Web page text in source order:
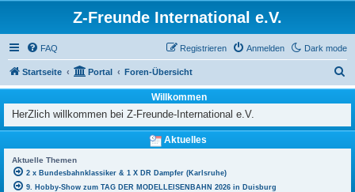
Z-Freunde International e.V.
Dark mode
FAQ Anmelden
Registrieren
Startseite Portal Foren-Übersicht
u
h
e
Willkommen
HerZlich willkommen bei Z-Freunde-International e.V.
Aktuelles
Aktuelle Themen
2 x Bundesbahnklassiker & 1 X DR Dampfer (Karlsruhe)
9. Hobby-Show zum TAG DER MODELLEISENBAHN 2026 in Duisburg